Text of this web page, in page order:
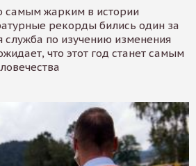
самым жарким в истории
рекорды бились один за
служба по изучению изменения
что этот год станет самым